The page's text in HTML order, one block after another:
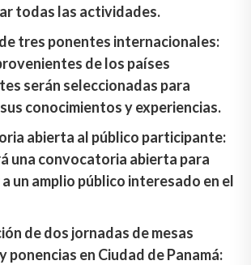
todas las actividades.
tres ponentes internacionales:
de los países
serán seleccionadas para
conocimientos y experiencias.
abierta al público participante:
una convocatoria abierta para
un amplio público interesado en el
de dos jornadas de mesas
ponencias en Ciudad de Panamá: